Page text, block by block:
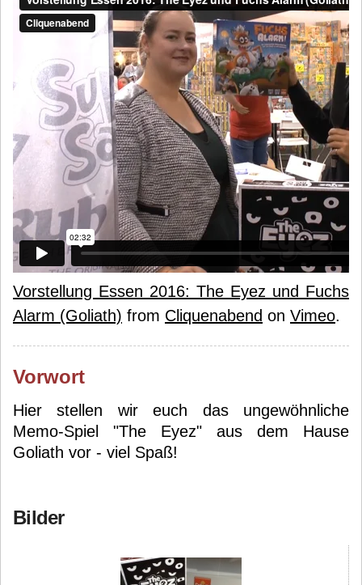
Vorstellung Essen 2016: The Eyez und Fuchs
Alarm (Goliath) from Cliquenabend on Vimeo.
Vorwort
Hier stellen wir euch das ungewöhnliche
Memo-Spiel "The Eyez" aus dem Hause
Goliath vor - viel Spaß!
Bilder